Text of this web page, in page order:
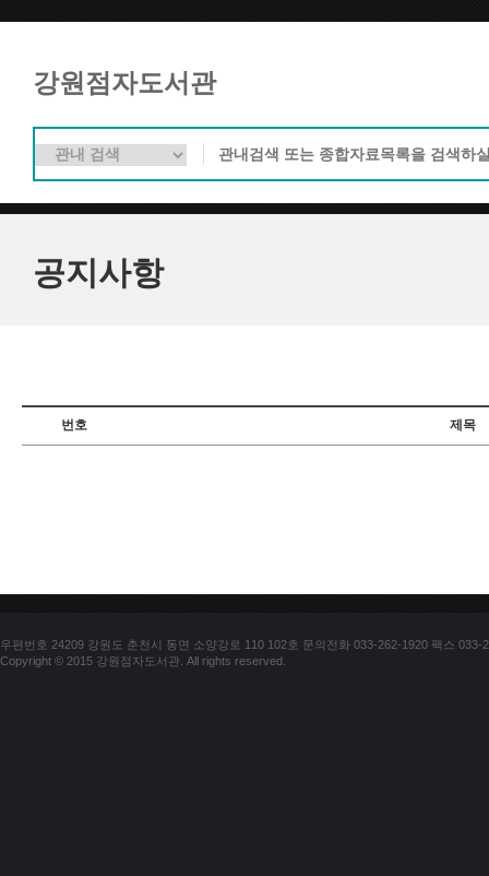
강원점자도서관
공지사항
번호 제목
우편번호 24209 강원도 춘천시 동면 소양강로 110 102호 문의전화 033-262-1920 팩스 033-
Copyright © 2015 강원점자도서관. All rights reserved.